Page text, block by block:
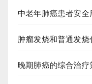
中老年肺癌患者安全
肿瘤发烧和普通发烧
晚期肺癌的综合治